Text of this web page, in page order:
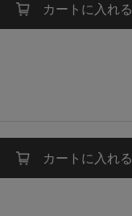
カートに入れる
カートに入れる